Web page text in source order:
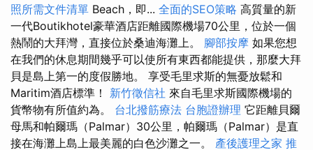
照所需文件清單 Beach，即... 全面的SEO策略 高質量的新
一代Boutikhotel豪華酒店距離國際機場70公里，位於一個
熱鬧的大拜灣，直接位於桑迪海灘上。 腳部按摩 如果您想
在我們的休息期間幾乎可以使所有東西都能提供，那麼大拜
貝是島上第一的度假勝地。 享受毛里求斯的無憂放鬆和
Maritim酒店標準！ 新竹徵信社 來自毛里求斯國際機場的
貨幣物有所值約為。 台北撥筋療法 台胞證辦理 它距離貝爾
母馬和帕爾瑪（Palmar）30公里，帕爾瑪（Palmar）是直
接在海灘上島上最美麗的白色沙灘之一。 產後護理之家 推